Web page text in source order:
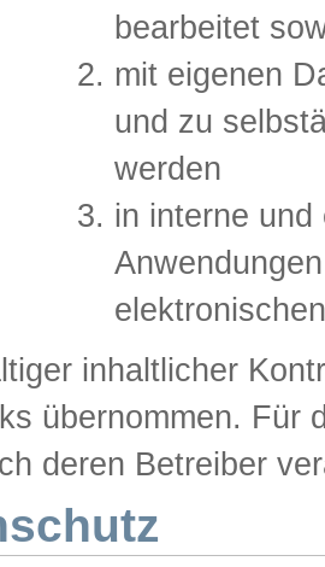
bearbeitet
mit eigenen
und zu
werden
in interne
inhaltlicher
übernommen. Für
deren Betreiber